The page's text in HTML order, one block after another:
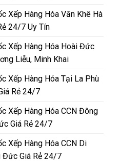
Xếp Hàng Hóa Văn Khê Hà
24/7 Uy Tín
Xếp Hàng Hóa Hoài Đức
Liễu, Minh Khai
Xếp Hàng Hóa Tại La Phù
Rẻ 24/7
Xếp Hàng Hóa CCN Đông
Giá Rẻ 24/7
Xếp Hàng Hóa CCN Di
Đức Giá Rẻ 24/7